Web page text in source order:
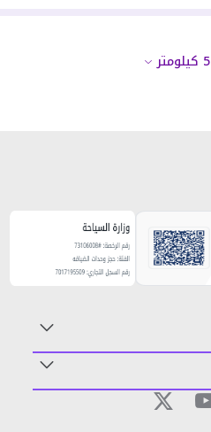
5 كيلومتر